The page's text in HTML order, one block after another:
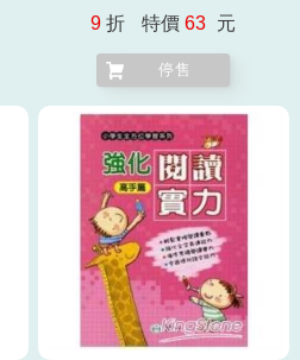
9 折 特價 63 元
停售